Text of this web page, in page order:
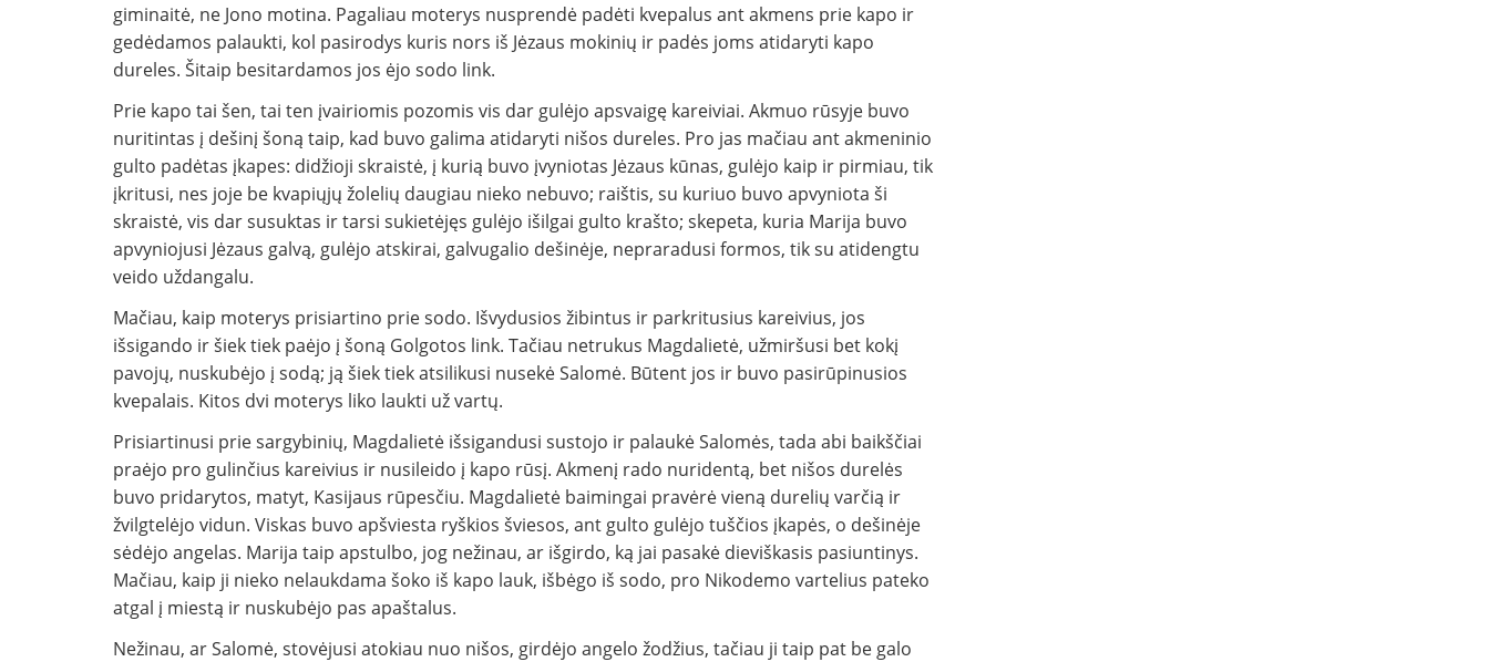
giminaitė, ne Jono motina. Pagaliau moterys nusprendė padėti kvepalus ant akmens prie kapo ir
gedėdamos palaukti, kol pasirodys kuris nors iš Jėzaus mokinių ir padės joms atidaryti kapo
dureles. Šitaip besitardamos jos ėjo sodo link.
Prie kapo tai šen, tai ten įvairiomis pozomis vis dar gulėjo apsvaigę kareiviai. Akmuo rūsyje buvo
nuritintas į dešinį šoną taip, kad buvo galima atidaryti nišos dureles. Pro jas mačiau ant akmeninio
gulto padėtas įkapes: didžioji skraistė, į kurią buvo įvyniotas Jėzaus kūnas, gulėjo kaip ir pirmiau, tik
įkritusi, nes joje be kvapiųjų žolelių daugiau nieko nebuvo; raištis, su kuriuo buvo apvyniota ši
skraistė, vis dar susuktas ir tarsi sukietėjęs gulėjo išilgai gulto krašto; skepeta, kuria Marija buvo
apvyniojusi Jėzaus galvą, gulėjo atskirai, galvugalio dešinėje, nepraradusi formos, tik su atidengtu
veido uždangalu.
Mačiau, kaip moterys prisiartino prie sodo. Išvydusios žibintus ir parkritusius kareivius, jos
išsigando ir šiek tiek paėjo į šoną Golgotos link. Tačiau netrukus Magdalietė, užmiršusi bet kokį
pavojų, nuskubėjo į sodą; ją šiek tiek atsilikusi nusekė Salomė. Būtent jos ir buvo pasirūpinusios
kvepalais. Kitos dvi moterys liko laukti už vartų.
Prisiartinusi prie sargybinių, Magdalietė išsigandusi sustojo ir palaukė Salomės, tada abi baikščiai
praėjo pro gulinčius kareivius ir nusileido į kapo rūsį. Akmenį rado nuridentą, bet nišos durelės
buvo pridarytos, matyt, Kasijaus rūpesčiu. Magdalietė baimingai pravėrė vieną durelių varčią ir
žvilgtelėjo vidun. Viskas buvo apšviesta ryškios šviesos, ant gulto gulėjo tuščios įkapės, o dešinėje
sėdėjo angelas. Marija taip apstulbo, jog nežinau, ar išgirdo, ką jai pasakė dieviškasis pasiuntinys.
Mačiau, kaip ji nieko nelaukdama šoko iš kapo lauk, išbėgo iš sodo, pro Nikodemo vartelius pateko
atgal į miestą ir nuskubėjo pas apaštalus.
Nežinau, ar Salomė, stovėjusi atokiau nuo nišos, girdėjo angelo žodžius, tačiau ji taip pat be galo